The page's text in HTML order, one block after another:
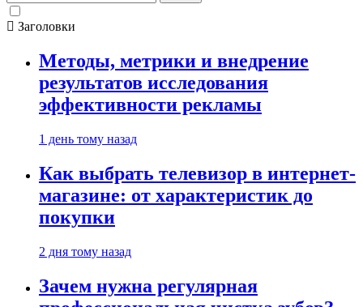
Заголовки
Методы, метрики и внедрение
результатов исследования
эффективности рекламы
1 день тому назад
Как выбрать телевизор в интернет-
магазине: от характеристик до
покупки
2 дня тому назад
Зачем нужна регулярная